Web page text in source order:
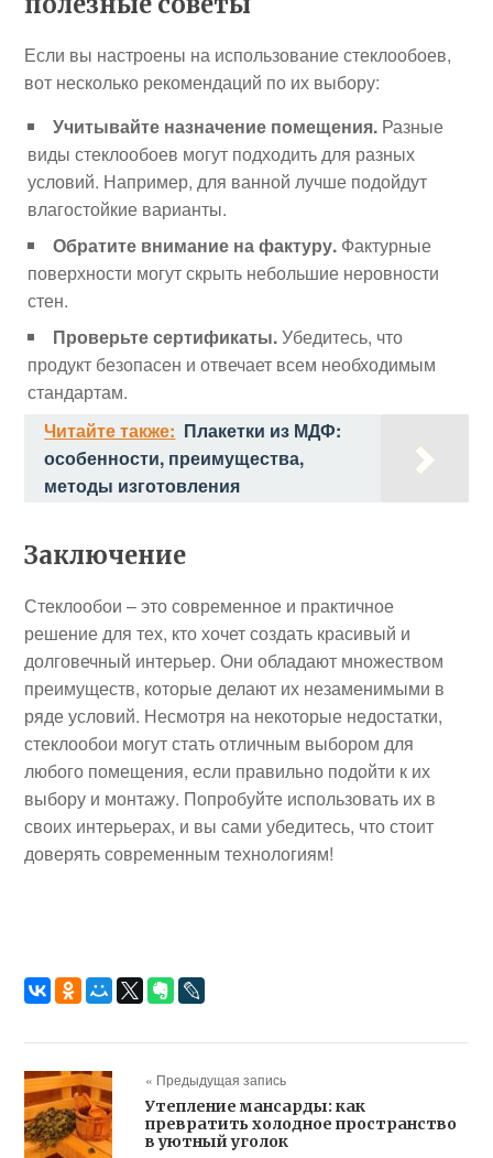
Если вы настроены на использование стеклообоев,
вот несколько рекомендаций по их выбору:
Учитывайте назначение помещения. Разные
виды стеклообоев могут подходить для разных
условий. Например, для ванной лучше подойдут
влагостойкие варианты.
Обратите внимание на фактуру. Фактурные
поверхности могут скрыть небольшие неровности
стен.
Проверьте сертификаты.Убедитесь, что
продукт безопасен и отвечает всем необходимым
стандартам.
Читайте также: Плакетки из МДФ:
особенности, преимущества,
методы изготовления
Заключение
Стеклообои – это современное и практичное
решение для тех, кто хочет создать красивый и
долговечный интерьер. Они обладают множеством
преимуществ, которые делают их незаменимыми в
ряде условий. Несмотря на некоторые недостатки,
стеклообои могут стать отличным выбором для
любого помещения, если правильно подойти к их
выбору и монтажу. Попробуйте использовать их в
своих интерьерах, и вы сами убедитесь, что стоит
доверять современным технологиям!
« Предыдущая запись
Утепление мансарды: как
превратить холодное пространство
в уютный уголок